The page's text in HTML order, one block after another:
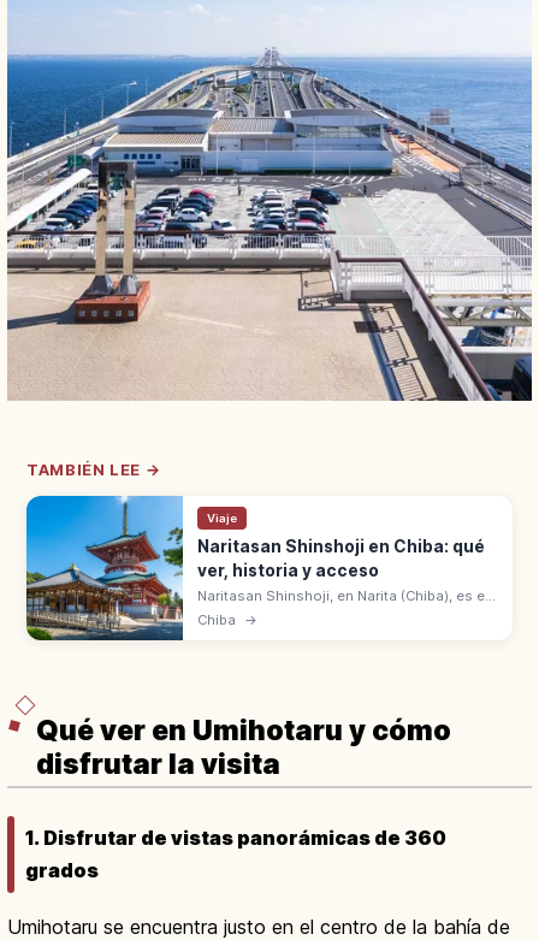
TAMBIÉN LEE →
Viaje
Naritasan Shinshoji en Chiba: qué
ver, historia y acceso
Naritasan Shinshoji, en Narita (Chiba), es el
templo principal de la escuela Chizan
Chiba →
Qué ver en Umihotaru y cómo
disfrutar la visita
1. Disfrutar de vistas panorámicas de 360
grados
Umihotaru se encuentra justo en el centro de la bahía de